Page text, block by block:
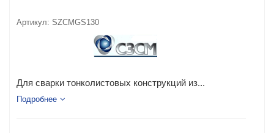
Артикул: SZCMGS130
Для сварки тонколистовых конструкций из...
Подробнее